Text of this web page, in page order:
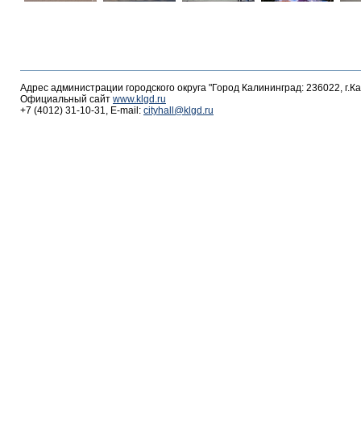
Адрес администрации городского округа "Город Калининград: 236022,
Официальный сайт www.klgd.ru
+7 (4012) 31-10-31, E-mail: cityhall@klgd.ru